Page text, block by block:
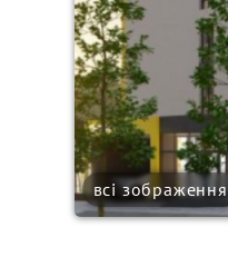
всі зображення